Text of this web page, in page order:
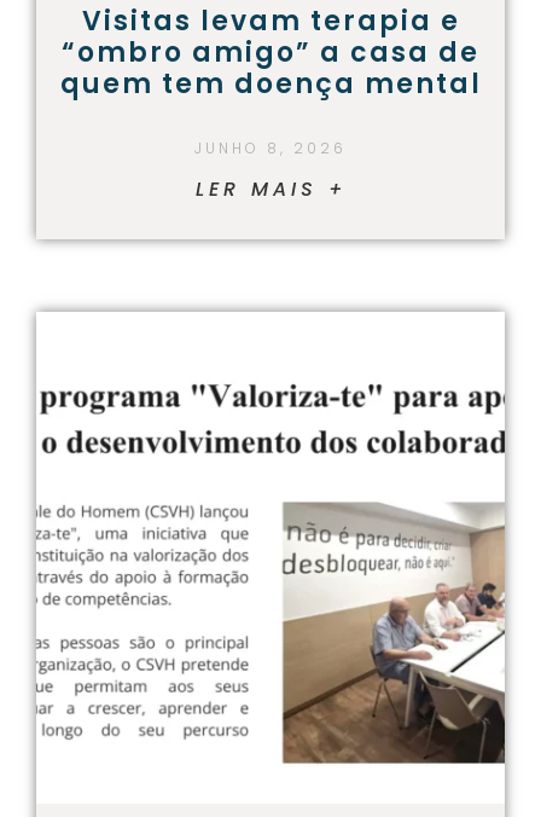
Visitas levam terapia e
“ombro amigo” a casa de
quem tem doença mental
JUNHO 8, 2026
LER MAIS +